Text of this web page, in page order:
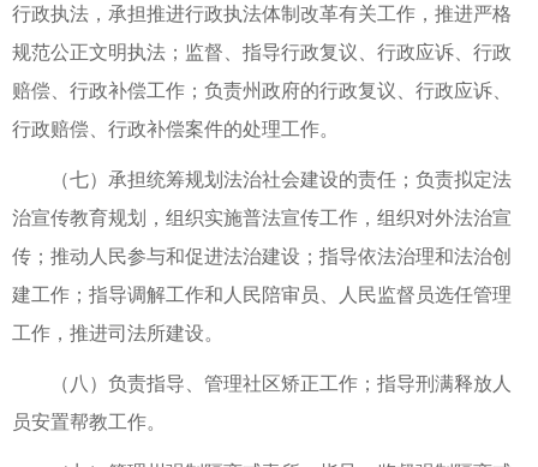
行政执法，承担推进行政执法体制改革有关工作，推进严格
规范公正文明执法；监督、指导行政复议、行政应诉、行政
赔偿、行政补偿工作；负责州政府的行政复议、行政应诉、
行政赔偿、行政补偿案件的处理工作。
（七）承担统筹规划法治社会建设的责任；负责拟定法
治宣传教育规划，组织实施普法宣传工作，组织对外法治宣
传；推动人民参与和促进法治建设；指导依法治理和法治创
建工作；指导调解工作和人民陪审员、人民监督员选任管理
工作，推进司法所建设。
（八）负责指导、管理社区矫正工作；指导刑满释放人
员安置帮教工作。